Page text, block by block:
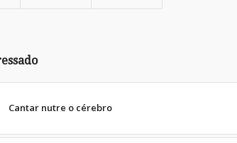
Cantar nutre o cérebro